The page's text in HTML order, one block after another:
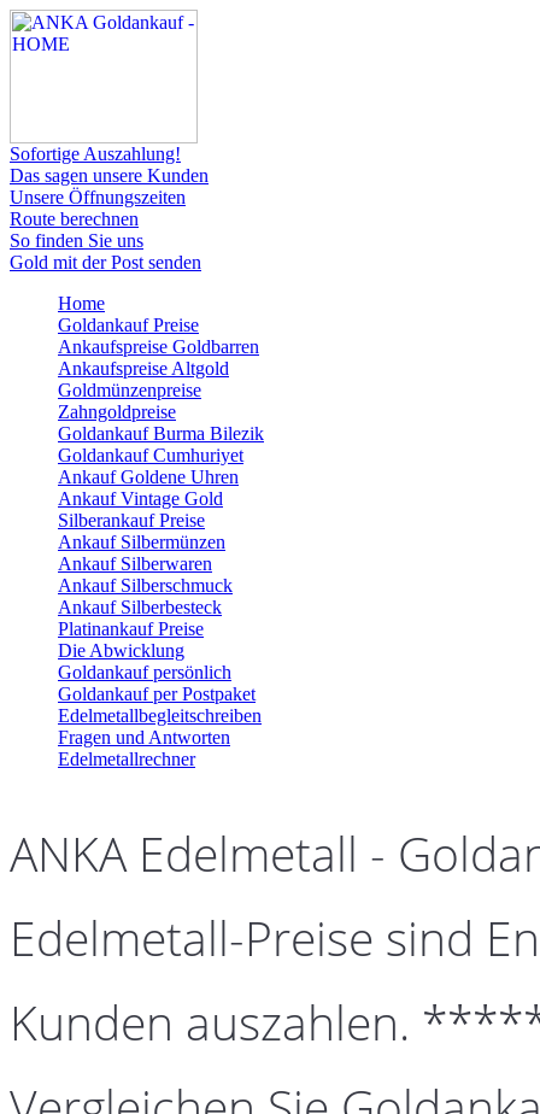
Sofortige Auszahlung!
Das sagen unsere Kunden
Unsere Öffnungszeiten
Route berechnen
So finden Sie uns
Gold mit der Post senden
Home
Goldankauf Preise
Ankaufspreise Goldbarren
Ankaufspreise Altgold
Goldmünzenpreise
Zahngoldpreise
Goldankauf Burma Bilezik
Goldankauf Cumhuriyet
Ankauf Goldene Uhren
Ankauf Vintage Gold
Silberankauf Preise
Ankauf Silbermünzen
Ankauf Silberwaren
Ankauf Silberschmuck
Ankauf Silberbesteck
Platinankauf Preise
Die Abwicklung
Goldankauf persönlich
Goldankauf per Postpaket
Edelmetallbegleitschreiben
Fragen und Antworten
Edelmetallrechner
ANKA Edelmetall -
Edelmetall-Preise sind
Kunden auszahlen.